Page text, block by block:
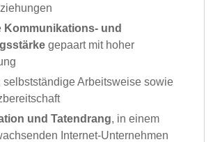
Kommunikations- und
gepaart mit hoher
selbstständige Arbeitsweise sowie
und Tatendrang, in einem
Internet-Unternehmen